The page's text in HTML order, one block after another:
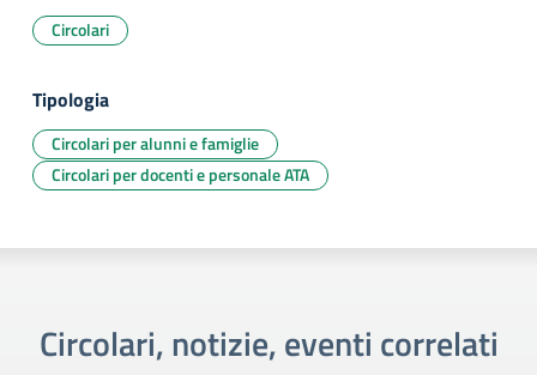
Circolari
Tipologia
Circolari per alunni e famiglie
Circolari per docenti e personale ATA
Circolari, notizie, eventi correlati